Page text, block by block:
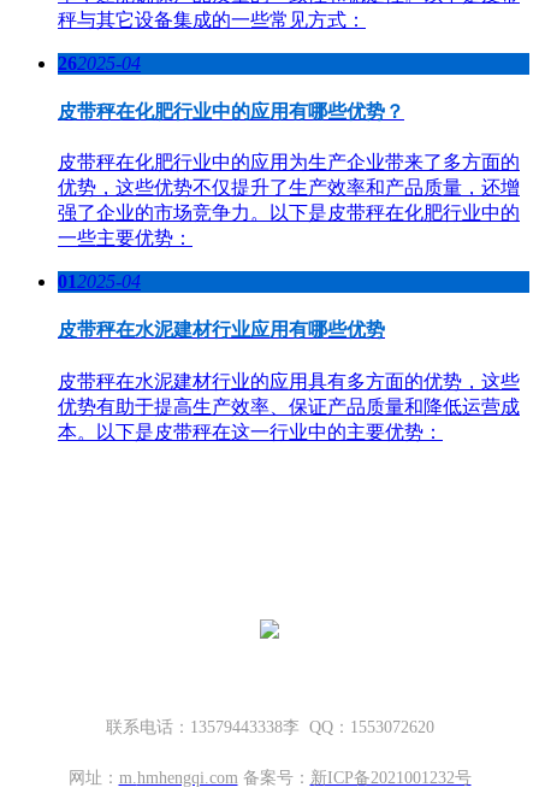
秤与其它设备集成的一些常见方式：
262025-04
皮带秤在化肥行业中的应用有哪些优势？
皮带秤在化肥行业中的应用为生产企业带来了多方面的
优势，这些优势不仅提升了生产效率和产品质量，还增
强了企业的市场竞争力。以下是皮带秤在化肥行业中的
一些主要优势：
012025-04
皮带秤在水泥建材行业应用有哪些优势
皮带秤在水泥建材行业的应用具有多方面的优势，这些
优势有助于提高生产效率、保证产品质量和降低运营成
本。以下是皮带秤在这一行业中的主要优势：
联系电话：13579443338李 QQ：1553072620
网址： m. hmhengqi.com 备案号： 新ICP备2021001232号